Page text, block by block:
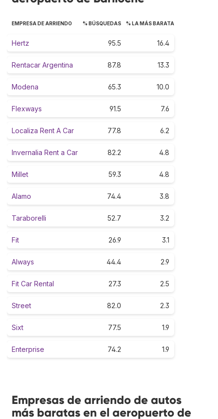
EMPRESA DE ARRIENDO % BÚSQUEDAS % LA MÁS BARATA
Hertz 95.5 16.4
Rentacar Argentina 87.8 13.3
Modena 65.3 10.0
Flexways 91.5 7.6
Localiza Rent A Car 77.8 6.2
Invernalia Rent a Car 82.2 4.8
Millet 59.3 4.8
Alamo 74.4 3.8
Taraborelli 52.7 3.2
Fit 26.9 3.1
Always 44.4 2.9
Fit Car Rental 27.3 2.5
Street 82.0 2.3
Sixt 77.5 1.9
Enterprise 74.2 1.9
Empresas de arriendo de autos
más baratas en el aeropuerto de